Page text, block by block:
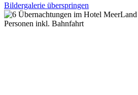
Bildergalerie überspringen